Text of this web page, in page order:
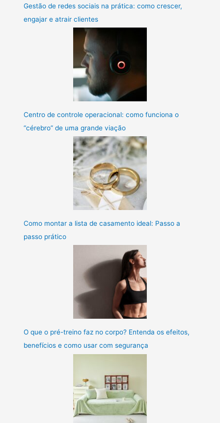
Gestão de redes sociais na prática: como crescer,
engajar e atrair clientes
Centro de controle operacional: como funciona o
“cérebro” de uma grande viação
Como montar a lista de casamento ideal: Passo a
passo prático
O que o pré-treino faz no corpo? Entenda os efeitos,
benefícios e como usar com segurança